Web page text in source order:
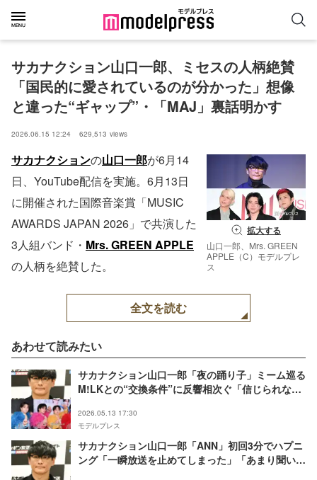
サカナクション山口一郎、ミセスの人柄絶賛
「国民的に愛されているのが分かった」想像
と違った“ギャップ”・「MAJ」裏話明かす
2026.06.15 12:24 629,513 views
拡大する
山口一郎、Mrs. GREEN
APPLE（C）モデルプレ
ス
サカナクションの山口一郎が6月14
日、YouTube配信を実施。6月13日
に開催された国際音楽賞「MUSIC
AWARDS JAPAN 2026」で共演した
3人組バンド・ Mrs. GREEN APPLE
の人柄を絶賛した。
全文を読む
あわせて読みたい
サカナクション山口一郎「夜の踊り子」ミーム巡る
M!LKとの“交換条件”に反響相次ぐ「信じられない
2026.05.13 17:30
モデルプレス
サカナクション山口一郎「ANN」初回3分でハプニ
ング「一瞬放送を止めてしまった」「あまり聞いた